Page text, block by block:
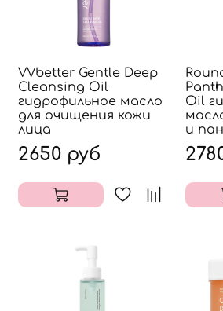
VVbetter Gentle Deep
Cleansing Oil
гидрофильное масло
для очищения кожи
лица
2650 руб
Oil
и